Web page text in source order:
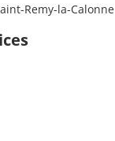
Remy-la-Calonne